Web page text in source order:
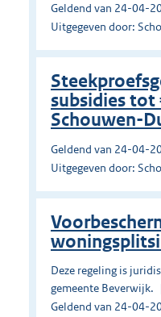
Geldend van 24-04-
Uitgegeven door:
subsidies tot
Schouwen-
Geldend van 24-04-
Uitgegeven door:
Deze regeling is
gemeente Beverwijk.
Geldend van 24-04-